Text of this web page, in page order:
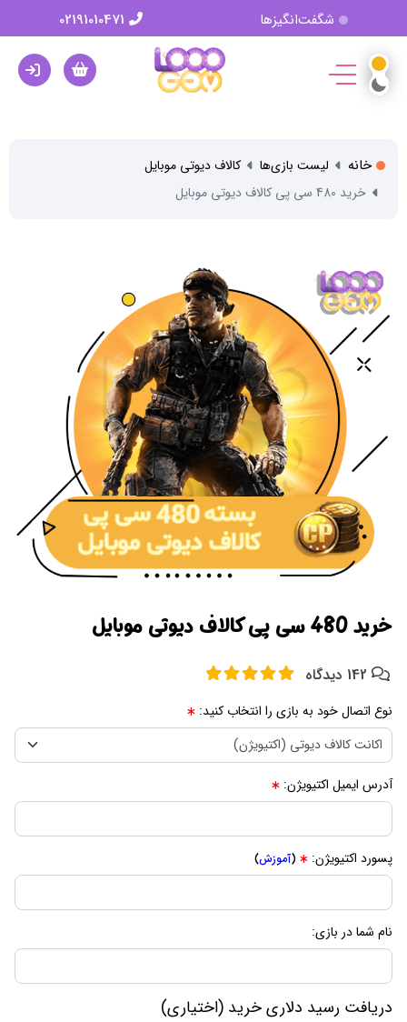
شگفت‌انگیزها
خانه لیست بازی‌ها
کالاف دیوتی موبایل
خرید 480 سی پی کالاف دیوتی موبایل
خرید 480 سی پی کالاف دیوتی موبایل
نوع اتصال خود به بازی را انتخاب کنید:
آدرس ایمیل اکتیویژن:
پسورد اکتیویژن: (آموزش)
نام شما در بازی:
دریافت رسید دلاری خرید (اختیاری)